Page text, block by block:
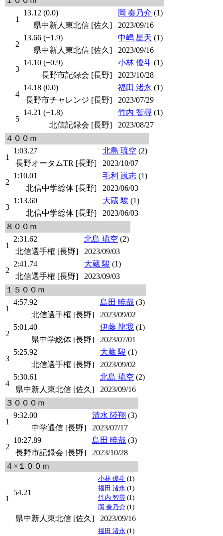
1
13.12 (0.0) 岡 奏乃介 (1)
県中新人東北信 [佐久]
2023/09/16
2
13.66 (+1.9) 中嶋 星天 (1)
県中新人東北信 [佐久]
2023/09/16
3
14.10 (+0.9) 小林 優斗 (1)
長野市記録会 [長野]
2023/10/28
4
14.18 (0.0) 福田 渚永 (1)
長野市チャレンジ [長野]
2023/07/29
5
14.21 (+1.8) 竹内 智尋 (1)
北信記録会 [長野]
2023/08/27
４００ｍ
1
1:03.27 北島 琉空 (2)
長野オータムTR [長野]
2023/10/07
2
1:10.01 毛利 嵐志 (1)
北信中学総体 [長野]
2023/06/03
3
1:13.60 大蔵 駿 (1)
北信中学総体 [長野]
2023/06/03
８００ｍ
1
2:31.62 北島 琉空 (2)
北信選手権 [長野]
2023/09/03
2
2:41.74 大蔵 駿 (1)
北信選手権 [長野]
2023/09/03
１５００ｍ
1
4:57.92 島田 暁哉 (3)
北信選手権 [長野]
2023/09/02
2
5:01.40 伊藤 龍我 (1)
県中学総体 [長野]
2023/07/01
3
5:25.92 大蔵 駿 (1)
北信選手権 [長野]
2023/09/02
4
5:30.61 北島 琉空 (2)
県中新人東北信 [佐久]
2023/09/16
３０００ｍ
1
9:32.00 清水 陸翔 (3)
中学通信 [長野]
2023/07/17
2
10:27.89 島田 暁哉 (3)
長野市記録会 [長野]
2023/10/28
４×１００ｍ
1
54.21
小林 優斗 (1)
福田 渚永 (1)
竹内 智尋 (1)
岡 奏乃介 (1)
県中新人東北信 [佐久] 2023/09/16
福田 渚永 (1)